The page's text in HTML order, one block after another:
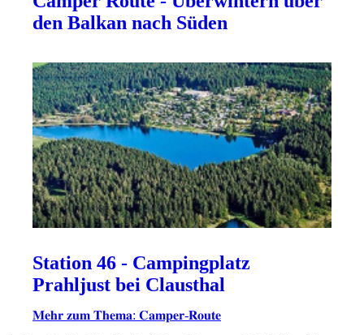
den Balkan nach Süden
Station 46 - Campingplatz
Prahljust bei Clausthal
𝐌𝐞𝐡𝐫 𝐳𝐮𝐦 𝐓𝐡𝐞𝐦𝐚: 𝐂𝐚𝐦𝐩𝐞𝐫-𝐑𝐨𝐮𝐭𝐞